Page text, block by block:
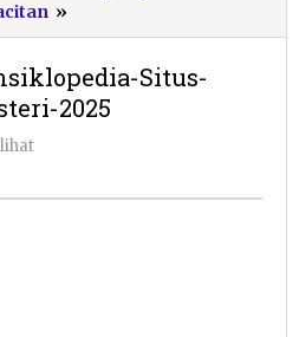
»
Buku-
Situs-
Pacitan-
Situs-
2025